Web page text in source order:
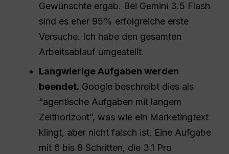
Gewünschte ergab. Bei Gemini 3.5 Flash
sind es eher 95% erfolgreiche erste
Versuche. Ich habe den gesamten
Arbeitsablauf umgestellt.
Langwierige Aufgaben werden
beendet. Google beschreibt dies als
“agentische Aufgaben mit langem
Zeithorizont”, was wie ein Marketingtext
klingt, aber nicht falsch ist. Eine Aufgabe
mit 6 bis 8 Schritten, die 3.1 Pro